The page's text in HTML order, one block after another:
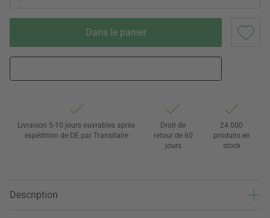
Dans le panier
Livraison 5-10 jours ouvrables après
expédition de DE par Transitaire
Droit de
retour de 60
jours
24 000
produits en
stock
Description